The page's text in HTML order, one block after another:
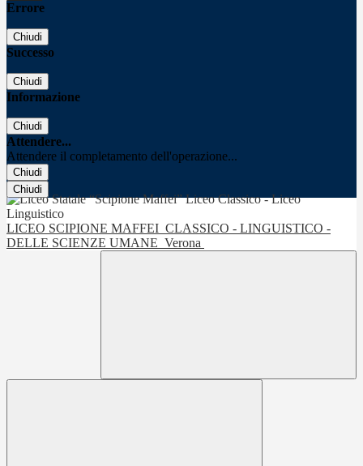
Errore
Chiudi
Successo
Chiudi
Informazione
Chiudi
Attendere...
Attendere il completamento dell'operazione...
Chiudi
Chiudi
LICEO SCIPIONE MAFFEI CLASSICO - LINGUISTICO -
DELLE SCIENZE UMANE Verona